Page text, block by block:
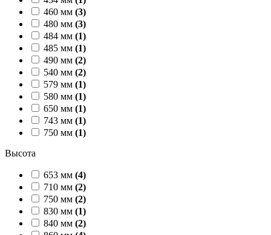
460 мм (3)
480 мм (3)
484 мм (1)
485 мм (1)
490 мм (2)
540 мм (2)
579 мм (1)
580 мм (1)
650 мм (1)
743 мм (1)
750 мм (1)
Высота
653 мм (4)
710 мм (2)
750 мм (2)
830 мм (1)
840 мм (2)